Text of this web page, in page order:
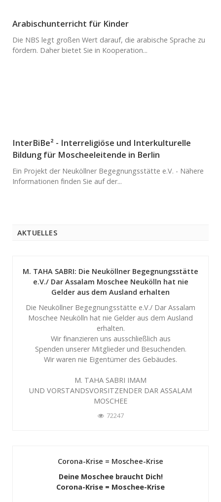
Arabischunterricht für Kinder
Die NBS legt großen Wert darauf, die arabische Sprache zu
fördern. Daher bietet Sie in Kooperation...
InterBiBe² - Interreligiöse und Interkulturelle
Bildung für Moscheeleitende in Berlin
Ein Projekt der Neuköllner Begegnungsstätte e.V. - Nähere
Informationen finden Sie auf der...
AKTUELLES
M. TAHA SABRI: Die Neuköllner Begegnungsstätte
e.V./ Dar Assalam Moschee Neukölln hat nie
Gelder aus dem Ausland erhalten
Die Neuköllner Begegnungsstätte e.V./ Dar Assalam
Moschee Neukölln hat nie Gelder aus dem Ausland
erhalten.
Wir finanzieren uns ausschließlich aus
Spenden unserer Mitglieder und Besuchenden.
Wir waren nie Eigentümer des Gebäudes.
M. TAHA SABRI IMAM
UND VORSTANDSVORSITZENDER DAR ASSALAM
MOSCHEE
72247
Corona-Krise = Moschee-Krise
Deine Moschee braucht Dich!
Corona-Krise = Moschee-Krise